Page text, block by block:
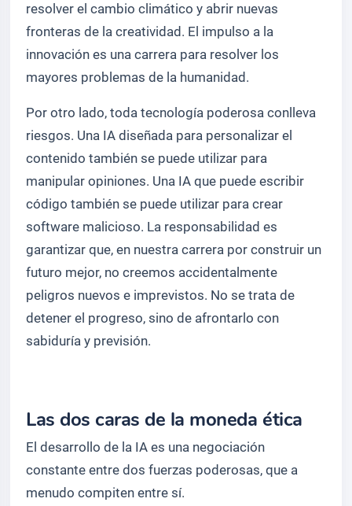
resolver el cambio climático y abrir nuevas
fronteras de la creatividad. El impulso a la
innovación es una carrera para resolver los
mayores problemas de la humanidad.
Por otro lado, toda tecnología poderosa conlleva
riesgos. Una IA diseñada para personalizar el
contenido también se puede utilizar para
manipular opiniones. Una IA que puede escribir
código también se puede utilizar para crear
software malicioso. La responsabilidad es
garantizar que, en nuestra carrera por construir un
futuro mejor, no creemos accidentalmente
peligros nuevos e imprevistos. No se trata de
detener el progreso, sino de afrontarlo con
sabiduría y previsión.
Las dos caras de la moneda ética
El desarrollo de la IA es una negociación
constante entre dos fuerzas poderosas, que a
menudo compiten entre sí.